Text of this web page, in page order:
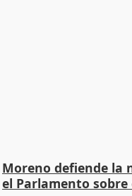
Moreno defiende la
el Parlamento sobre